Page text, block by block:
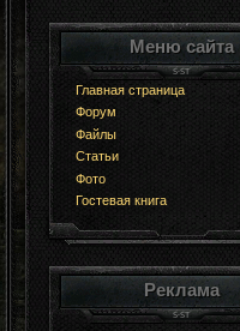
Меню сайта
Главная страница
Форум
Файлы
Статьи
Фото
Гостевая книга
Реклама